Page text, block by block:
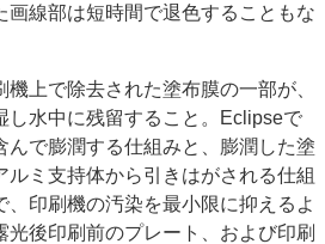
画線部は短時間で退色することもな
上で除去された塗布膜の一部が、
し水中に残留すること。Eclipseで
んで膨潤する仕組みと、膨潤した塗
ルミ支持体から引きはがされる仕組
、印刷機の汚染を最小限に抑えるよ
光後印刷前のプレート、および印刷